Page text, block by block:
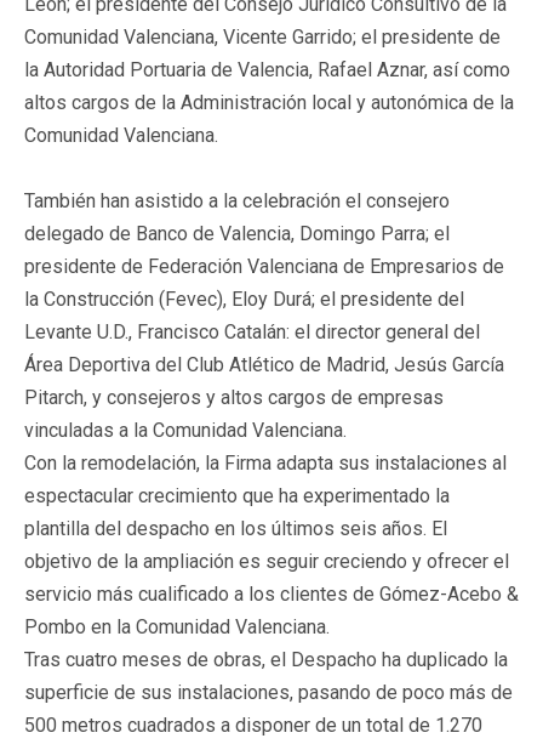
Comunidad Valenciana, Vicente Garrido; el presidente de
la Autoridad Portuaria de Valencia, Rafael Aznar, así como
altos cargos de la Administración local y autonómica de la
Comunidad Valenciana.
También han asistido a la celebración el consejero
delegado de Banco de Valencia, Domingo Parra; el
presidente de Federación Valenciana de Empresarios de
la Construcción (Fevec), Eloy Durá; el presidente del
Levante U.D., Francisco Catalán: el director general del
Área Deportiva del Club Atlético de Madrid, Jesús García
Pitarch, y consejeros y altos cargos de empresas
vinculadas a la Comunidad Valenciana.
Con la remodelación, la Firma adapta sus instalaciones al
espectacular crecimiento que ha experimentado la
plantilla del despacho en los últimos seis años. El
objetivo de la ampliación es seguir creciendo y ofrecer el
servicio más cualificado a los clientes de Gómez-Acebo &
Pombo en la Comunidad Valenciana.
Tras cuatro meses de obras, el Despacho ha duplicado la
superficie de sus instalaciones, pasando de poco más de
500 metros cuadrados a disponer de un total de 1.270